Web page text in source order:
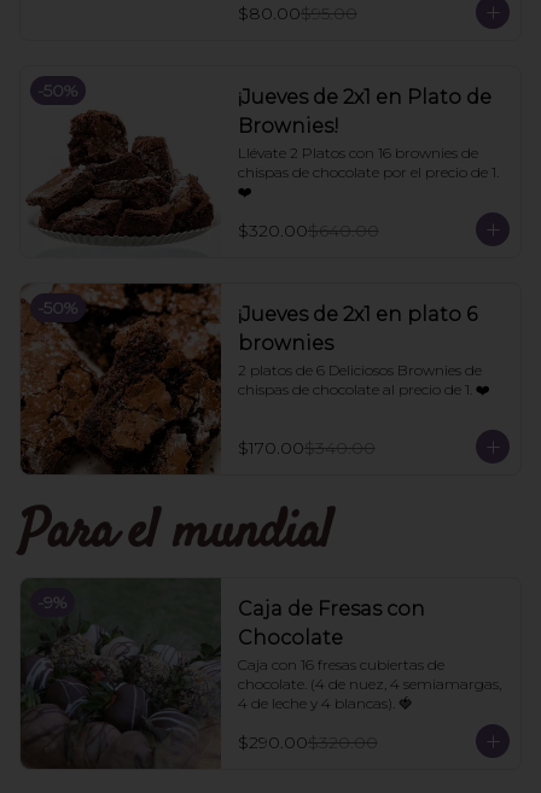
$80.00$95.00
-50%
¡Jueves de 2x1 en Plato de
Brownies!
Llévate 2 Platos con 16 brownies de
chispas de chocolate por el precio de 1.
❤️
$320.00$640.00
-50%
¡Jueves de 2x1 en plato 6
brownies
2 platos de 6 Deliciosos Brownies de
chispas de chocolate al precio de 1. ❤️
$170.00$340.00
Para el mundial
-9%
Caja de Fresas con
Chocolate
Caja con 16 fresas cubiertas de
chocolate. (4 de nuez, 4 semiamargas,
4 de leche y 4 blancas). 🍓
$290.00$320.00